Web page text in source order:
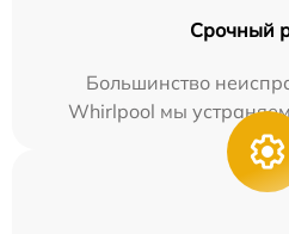
Срочный
Большинство
Whirlpool мы